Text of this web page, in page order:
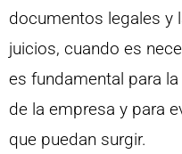
documentos legales y
juicios, cuando es
es fundamental para
de la empresa y para
que puedan surgir.